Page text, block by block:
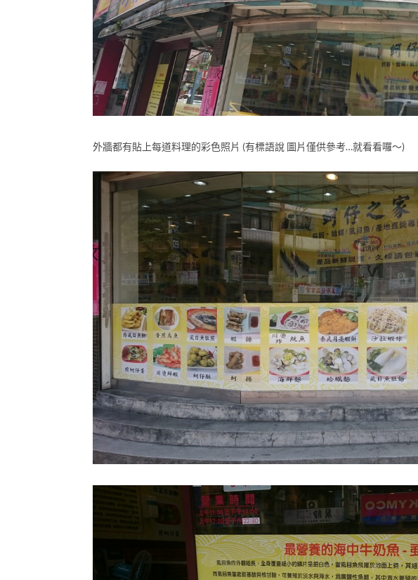
外牆都有貼上每道料理的彩色照片 (有標語說 圖片僅供參考…就看看囉～)